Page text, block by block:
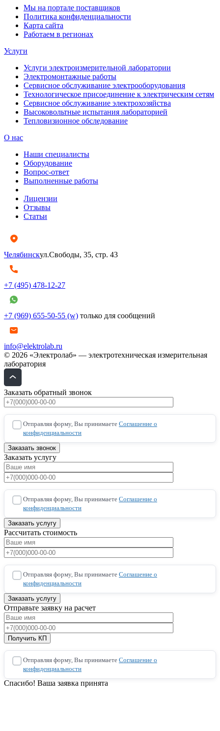
Мы на портале поставщиков
Политика конфиденциальности
Карта сайта
Работаем в регионах
Услуги
Услуги электроизмерительной лаборатории
Электромонтажные работы
Сервисное обслуживание электрооборудования
Технологическое присоединение к электрическим сетям
Сервисное обслуживание электрохозяйства
Высоковольтные испытания лабораторией
Тепловизионное обследование
О нас
Наши специалисты
Оборудование
Вопрос-ответ
Выполненные работы
Лицензии
Отзывы
Статьи
Челябинскул.Свободы, 35, стр. 43
+7 (495) 478-12-27
+7 (969) 655-50-55 (w) только для сообщений
info@elektrolab.ru
© 2026 «Электролаб» — электротехническая измерительная
лаборатория
Заказать обратный звонок
Отправляя форму, Вы принимаете Соглашение о
конфиденциальности
Заказать услугу
Отправляя форму, Вы принимаете Соглашение о
конфиденциальности
Рассчитать стоимость
Отправляя форму, Вы принимаете Соглашение о
конфиденциальности
Отправьте заявку на расчет
Отправляя форму, Вы принимаете Соглашение о
конфиденциальности
Спасибо! Ваша заявка принята